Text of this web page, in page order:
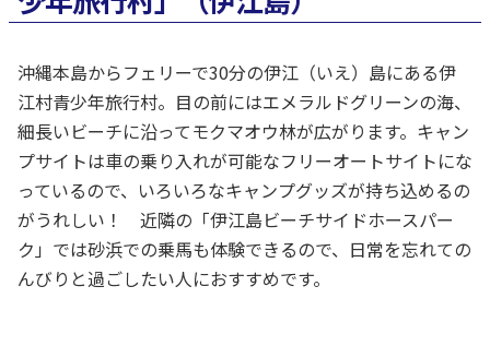
沖縄本島からフェリーで30分の伊江（いえ）島にある伊
江村青少年旅行村。目の前にはエメラルドグリーンの海、
細長いビーチに沿ってモクマオウ林が広がります。キャン
プサイトは車の乗り入れが可能なフリーオートサイトにな
っているので、いろいろなキャンプグッズが持ち込めるの
がうれしい！ 近隣の「伊江島ビーチサイドホースパー
ク」では砂浜での乗馬も体験できるので、日常を忘れての
んびりと過ごしたい人におすすめです。